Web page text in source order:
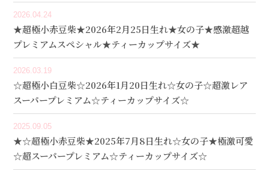
2026.04.24
★超極小赤豆柴★2026年2月25日生れ★女の子★感激超越
プレミアムスペシャル★ティーカップサイズ★
2026.03.19
☆超極小白豆柴☆2026年1月20日生れ☆女の子☆超激レア
スーパープレミアム☆ティーカップサイズ☆
2025.09.05
★☆超極小赤豆柴★2025年7月8日生れ☆女の子★極激可愛
☆超スーパープレミアム☆ティーカップサイズ☆